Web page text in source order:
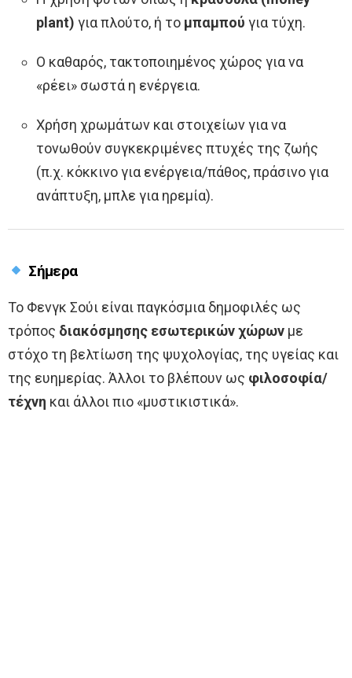
plant) για πλούτο, ή το μπαμπού για τύχη.
Ο καθαρός, τακτοποιημένος χώρος για να
«ρέει» σωστά η ενέργεια.
Χρήση χρωμάτων και στοιχείων για να
τονωθούν συγκεκριμένες πτυχές της ζωής
(π.χ. κόκκινο για ενέργεια/πάθος, πράσινο για
ανάπτυξη, μπλε για ηρεμία).
Σήμερα
Το Φενγκ Σούι είναι παγκόσμια δημοφιλές ως
τρόπος διακόσμησης εσωτερικών χώρων με
στόχο τη βελτίωση της ψυχολογίας, της υγείας και
της ευημερίας. Άλλοι το βλέπουν ως φιλοσοφία/
τέχνη και άλλοι πιο «μυστικιστικά».